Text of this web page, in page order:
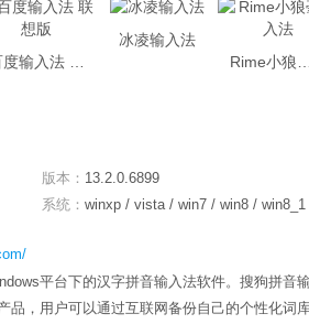
冰凌输入法
版本： 13.2.0.6899
系统： winxp / vista / win7 / win8 / win8_1
平台下的汉字拼音输入法软件。搜狗拼音
品，用户可以通过互联网备份自己的个性化词